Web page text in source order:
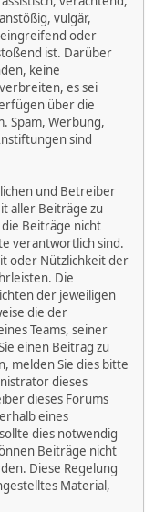
vulgär,
oder
ist. Darüber
keine
es sei
über die
Spam, Werbung,
sind
und Betreiber
aller Beiträge zu
Beiträge nicht
verantwortlich sind.
oder Nützlichkeit der
Die
der jeweiligen
die der
Teams, seiner
einen Beitrag zu
melden Sie dies bitte
dieses
dieses Forums
eines
dies notwendig
Beiträge nicht
Diese Regelung
Material,